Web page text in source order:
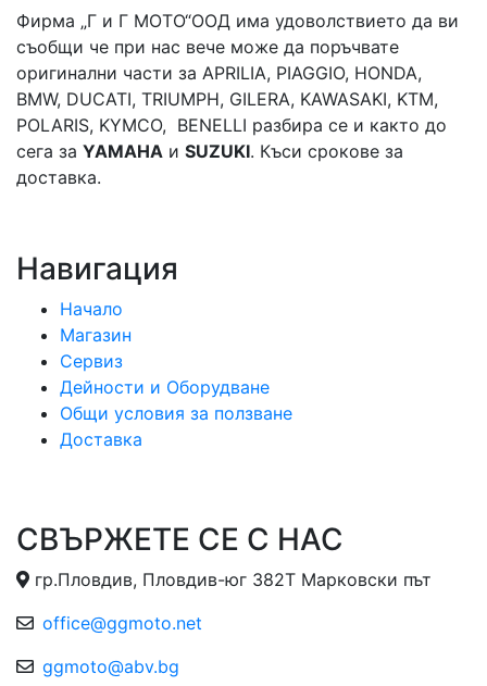
Фирма „Г и Г МОТО“ООД има удоволствието да ви
съобщи че при нас вече може да поръчвате
оригинални части за APRILIA, PIAGGIO, HONDA,
BMW, DUCATI, TRIUMPH, GILERA, KAWASAKI, KTM,
POLARIS, KYMCO, BENELLI разбира се и както до
сега за YAMAHA и SUZUKI. Къси срокове за
доставка.
Навигация
Начало
Магазин
Сервиз
Дейности и Оборудване
Общи условия за ползване
Доставка
СВЪРЖЕТЕ СЕ С НАС
гр.Пловдив, Пловдив-юг 382Т Марковски път
office@ggmoto.net
ggmoto@abv.bg